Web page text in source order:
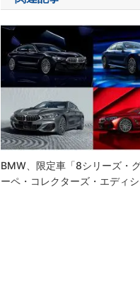
ビ
ゲ
ー
ョ
ン
BMW、限定車「8シリーズ・
ーペ・コレクターズ・エディ